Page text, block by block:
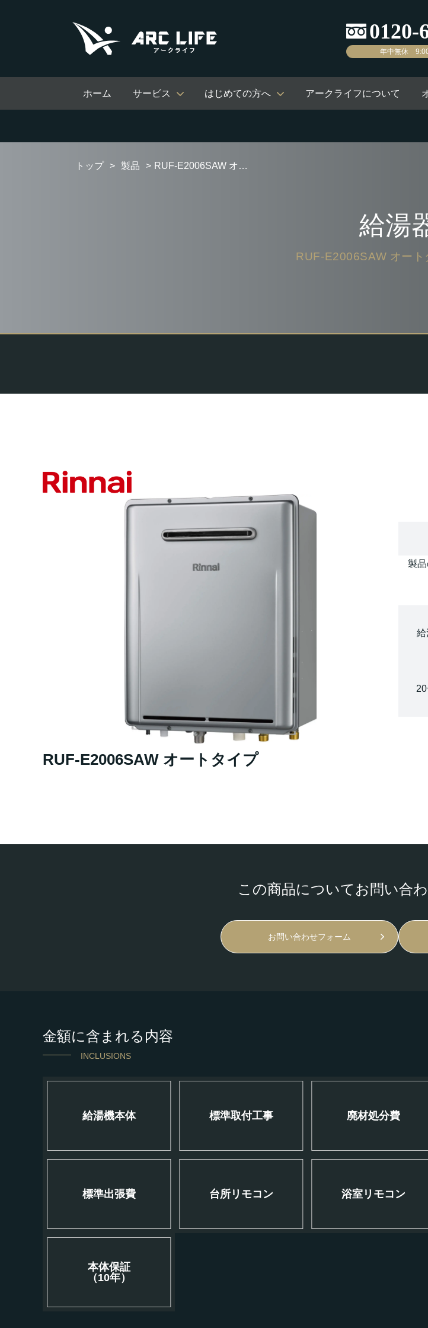
年中無休
ホーム サービス はじめての方へ アークライフについて
トップ 製品 RUF-E2006SAW オートタイプ
給湯
RUF-E2006SAW オー
RUF-E2006SAW オートタイプ
製
給
この商品についてお問い合
お問い合わせフォーム
金額に含まれる内容
INCLUSIONS
給湯機本体 標準取付工事 廃材処分費
標準出張費 台所リモコン 浴室リモコン
本体保証
（10年）